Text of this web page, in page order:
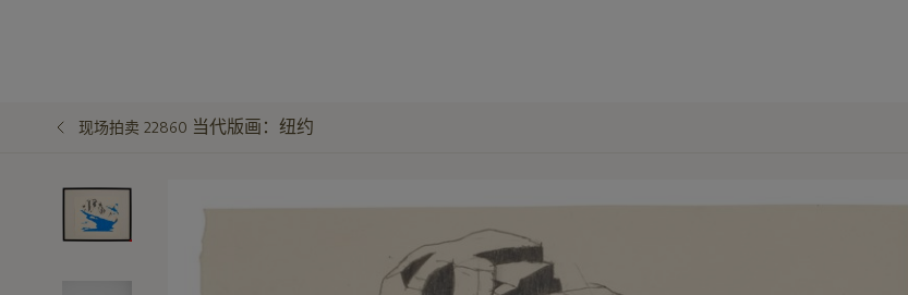
现场拍卖 22860 当代版画：纽约